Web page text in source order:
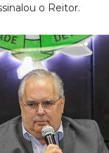
o Reitor.